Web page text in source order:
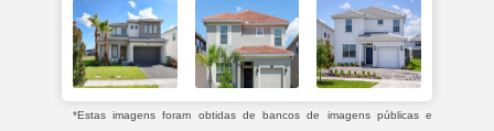
*Estas imagens foram obtidas de bancos de imagens públicas e